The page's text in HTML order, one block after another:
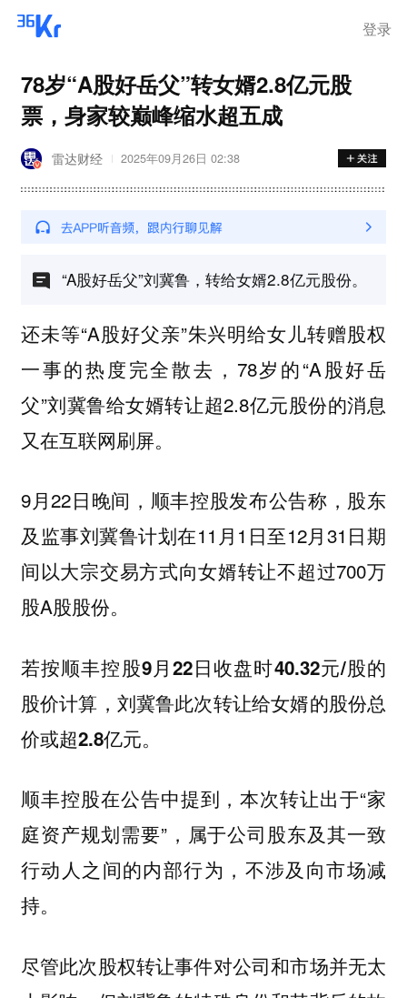
登录
78岁“A股好岳父”转女婿2.8亿元股
票，身家较巅峰缩水超五成
雷达财经 2025年09月26日 02:38
“A股好岳父”刘冀鲁，转给女婿2.8亿元股份。
还未等“A股好父亲”朱兴明给女儿转赠股权
一事的热度完全散去，78岁的“A股好岳
父”刘冀鲁给女婿转让超2.8亿元股份的消息
又在互联网刷屏。
9月22日晚间，顺丰控股发布公告称，股东
及监事刘冀鲁计划在11月1日至12月31日期
间以大宗交易方式向女婿转让不超过700万
股A股股份。
若按顺丰控股9月22日收盘时40.32元/股的
股价计算，刘冀鲁此次转让给女婿的股份总
价或超2.8亿元。
顺丰控股在公告中提到，本次转让出于“家
庭资产规划需要”，属于公司股东及其一致
行动人之间的内部行为，不涉及向市场减
持。
尽管此次股权转让事件对公司和市场并无太